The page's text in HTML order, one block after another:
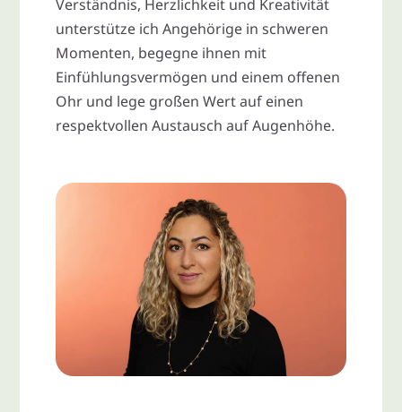
Verständnis, Herzlichkeit und Kreativität
unterstütze ich Angehörige in schweren
Momenten, begegne ihnen mit
Einfühlungsvermögen und einem offenen
Ohr und lege großen Wert auf einen
respektvollen Austausch auf Augenhöhe.